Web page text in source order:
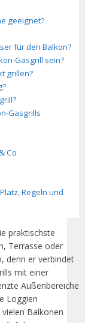
geeignet?
für den Balkon?
Gasgrill sein?
grillen?
Gasgrills
Co
Regeln und
praktischste
Terrasse oder
denn er verbindet
mit einer
Außenbereiche
Loggien
Balkonen